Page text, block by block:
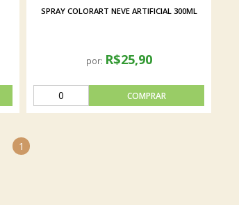
SPRAY COLORART NEVE ARTIFICIAL 300ML
por: R$25,90
1